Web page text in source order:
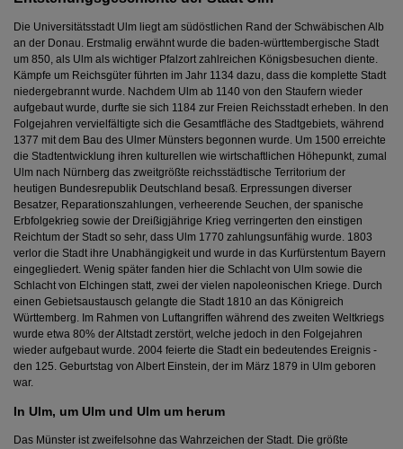
Die Universitätsstadt Ulm liegt am südöstlichen Rand der Schwäbischen Alb
an der Donau. Erstmalig erwähnt wurde die baden-württembergische Stadt
um 850, als Ulm als wichtiger Pfalzort zahlreichen Königsbesuchen diente.
Kämpfe um Reichsgüter führten im Jahr 1134 dazu, dass die komplette Stadt
niedergebrannt wurde. Nachdem Ulm ab 1140 von den Staufern wieder
aufgebaut wurde, durfte sie sich 1184 zur Freien Reichsstadt erheben. In den
Folgejahren vervielfältigte sich die Gesamtfläche des Stadtgebiets, während
1377 mit dem Bau des Ulmer Münsters begonnen wurde. Um 1500 erreichte
die Stadtentwicklung ihren kulturellen wie wirtschaftlichen Höhepunkt, zumal
Ulm nach Nürnberg das zweitgrößte reichsstädtische Territorium der
heutigen Bundesrepublik Deutschland besaß. Erpressungen diverser
Besatzer, Reparationszahlungen, verheerende Seuchen, der spanische
Erbfolgekrieg sowie der Dreißigjährige Krieg verringerten den einstigen
Reichtum der Stadt so sehr, dass Ulm 1770 zahlungsunfähig wurde. 1803
verlor die Stadt ihre Unabhängigkeit und wurde in das Kurfürstentum Bayern
eingegliedert. Wenig später fanden hier die Schlacht von Ulm sowie die
Schlacht von Elchingen statt, zwei der vielen napoleonischen Kriege. Durch
einen Gebietsaustausch gelangte die Stadt 1810 an das Königreich
Württemberg. Im Rahmen von Luftangriffen während des zweiten Weltkriegs
wurde etwa 80% der Altstadt zerstört, welche jedoch in den Folgejahren
wieder aufgebaut wurde. 2004 feierte die Stadt ein bedeutendes Ereignis -
den 125. Geburtstag von Albert Einstein, der im März 1879 in Ulm geboren
war.
In Ulm, um Ulm und Ulm um herum
Das Münster ist zweifelsohne das Wahrzeichen der Stadt. Die größte